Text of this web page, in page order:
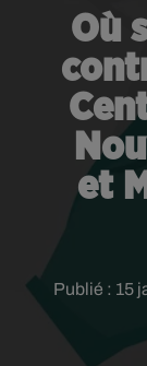
Où
et
Publié : 15